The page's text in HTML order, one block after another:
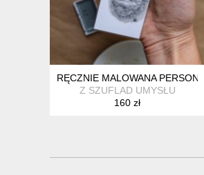
RĘCZNIE MALOWANA
Z SZUFLAD UMYSŁU
160 zł